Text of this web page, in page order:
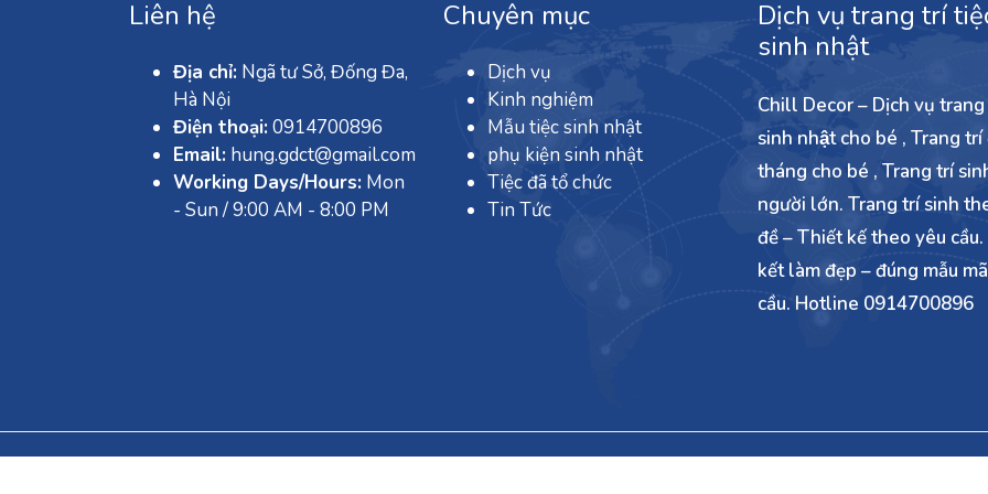
Liên hệ
Địa chỉ: Ngã tư Sở, Đống Đa,
Hà Nội
Điện thoại: 0914700896
Email: hung.gdct@gmail.com
Working Days/Hours: Mon
- Sun / 9:00 AM - 8:00 PM
Chuyên mục
Dịch vụ
Kinh nghiệm
Mẫu tiệc sinh nhật
phụ kiện sinh nhật
Tiệc đã tổ chức
Tin Tức
Dịch vụ trang trí
sinh nhật
Chill Decor – Dịch vụ
sinh nhật cho bé , Trang trí
tháng cho bé , Trang trí
người lớn. Trang trí sinh
đề – Thiết kế theo yêu cầu.
kết làm đẹp – đúng mẫu
cầu. Hotline 0914700896